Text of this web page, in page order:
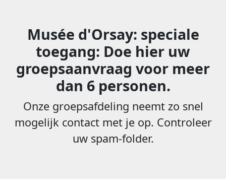
Musée d'Orsay: speciale
toegang: Doe hier uw
groepsaanvraag voor meer
dan 6 personen.
Onze groepsafdeling neemt zo snel
mogelijk contact met je op. Controleer
uw spam-folder.